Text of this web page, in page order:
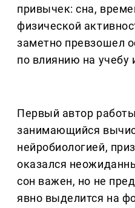
привычек: сна,
физической
заметно превзошел
по влиянию на учебу
Первый автор
занимающийся
нейробиологией,
оказался
сон важен, но не
явно выделится на